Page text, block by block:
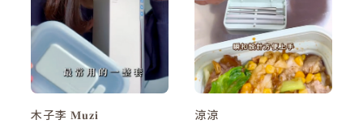
木子李 𝐌𝐮𝐳𝐢 涼涼